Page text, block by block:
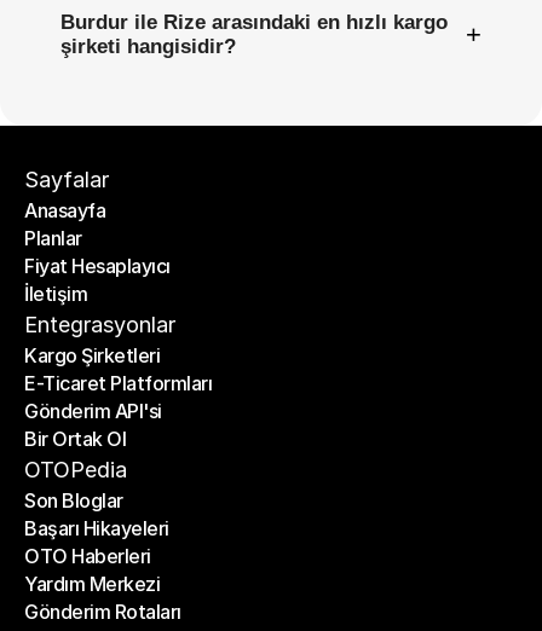
Burdur ile Rize arasındaki en hızlı kargo
şirketi hangisidir?
+
Sayfalar
Anasayfa
Anasayfa
Planlar
Planlar
Fiyat Hesaplayıcı
Fiyat Hesaplayıcı
İletişim
İletişim
Entegrasyonlar
Kargo Şirketleri
Kargo Şirketleri
E-Ticaret Platformları
E-Ticaret Platformları
Gönderim API'si
Gönderim API'si
Bir Ortak Ol
Bir Ortak Ol
OTOPedia
Son Bloglar
Son Bloglar
Başarı Hikayeleri
Başarı Hikayeleri
OTO Haberleri
OTO Haberleri
Yardım Merkezi
Yardım Merkezi
Gönderim Rotaları